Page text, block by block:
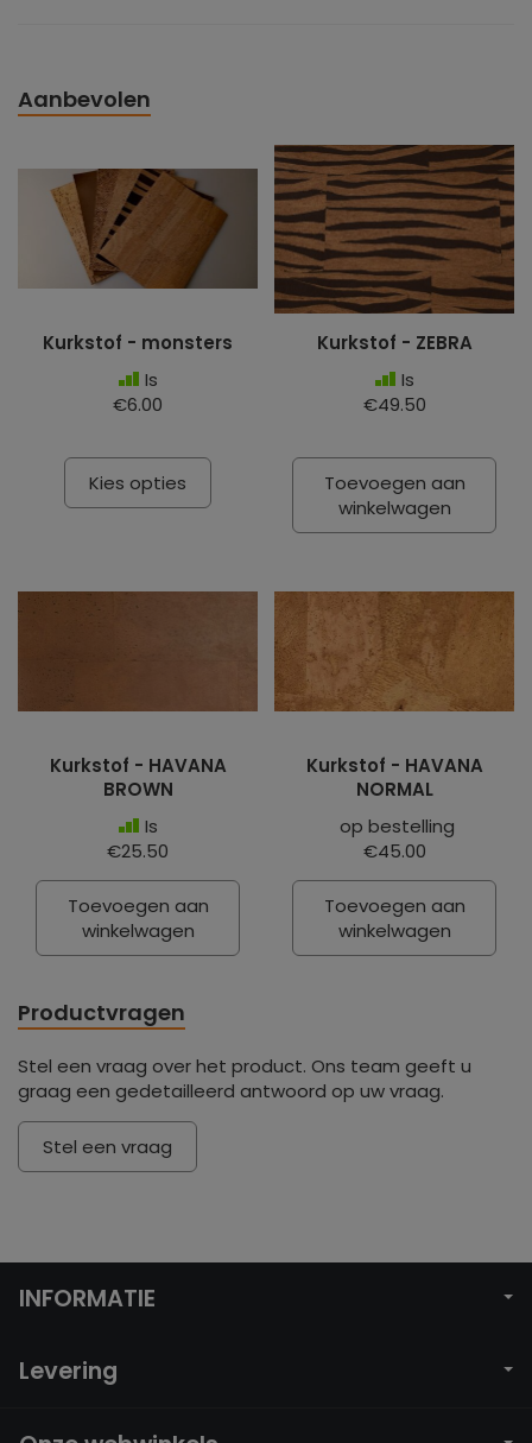
Aanbevolen
Kurkstof - monsters
Is
€6.00
Kies opties
Kurkstof - ZEBRA
Is
€49.50
Toevoegen aan
winkelwagen
Kurkstof - HAVANA
BROWN
Is
€25.50
Toevoegen aan
winkelwagen
Kurkstof - HAVANA
NORMAL
op bestelling
€45.00
Toevoegen aan
winkelwagen
Productvragen
Stel een vraag over het product. Ons team geeft u
graag een gedetailleerd antwoord op uw vraag.
Stel een vraag
INFORMATIE
Levering